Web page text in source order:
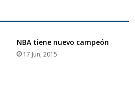
NBA tiene nuevo campeón
17 Jun, 2015